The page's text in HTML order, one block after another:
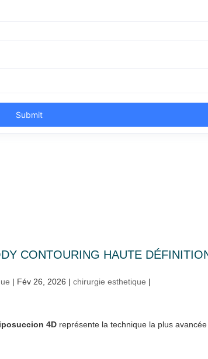
CONTOURING HAUTE
| Fév 26, 2026 | chirurgie esthetique |
4D représente la technique la plus